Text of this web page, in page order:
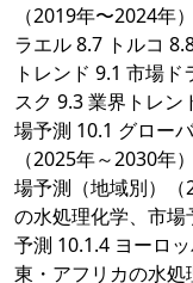
（2019年〜2024年
ラエル 8.7 トルコ
トレンド 9.1 市場
スク 9.3 業界トレ
場予測 10.1 グロー
（2025年～2030年
場予測（地域別）
の水処理化学、市場
予測 10.1.4 ヨーロ
東・アフリカの水